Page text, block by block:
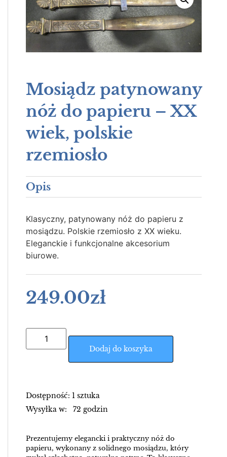
Mosiądz patynowany
nóż do papieru – XX
wiek, polskie
rzemiosło
Opis
Klasyczny, patynowany nóż do papieru z
mosiądzu. Polskie rzemiosło z XX wieku.
Eleganckie i funkcjonalne akcesorium
biurowe.
249.00zł
Dodaj do koszyka
Dostępność: 1 sztuka
Wysyłka w: 72 godzin
Prezentujemy elegancki i praktyczny nóż do
papieru, wykonany z solidnego mosiądzu, który